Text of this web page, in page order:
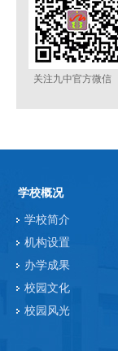
关注九中官方微信
学校概况
学校简介
机构设置
办学成果
校园文化
校园风光